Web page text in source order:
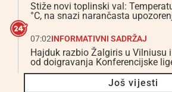
Stiže novi toplinski val:
°C, na snazi narančasta
07:02INFORMATIVNI SADRŽAJ
Hajduk razbio Žalgiris u Vilniusu
od doigravanja Konferencijske
Još vijesti